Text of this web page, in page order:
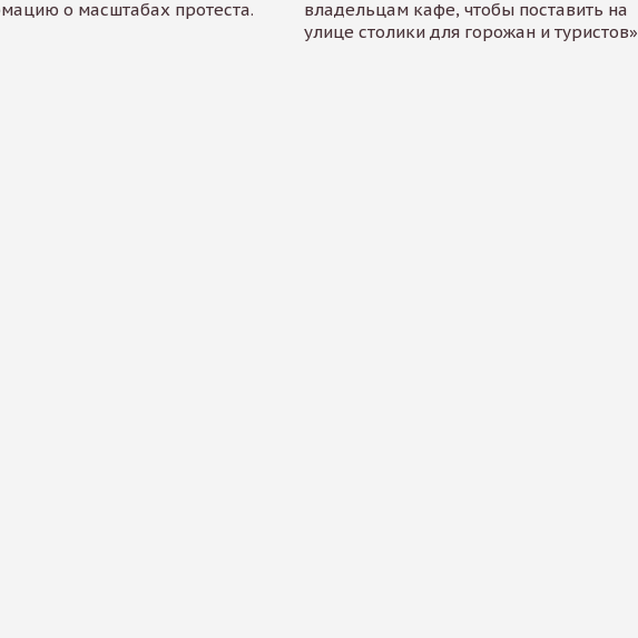
о масштабах протеста.
владельцам кафе, чтобы поставить на
улице столики для горожан и туристов»